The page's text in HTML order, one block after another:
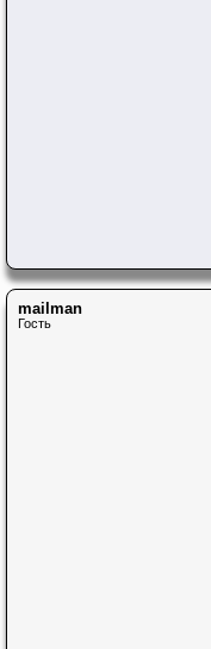
mailman
Гость